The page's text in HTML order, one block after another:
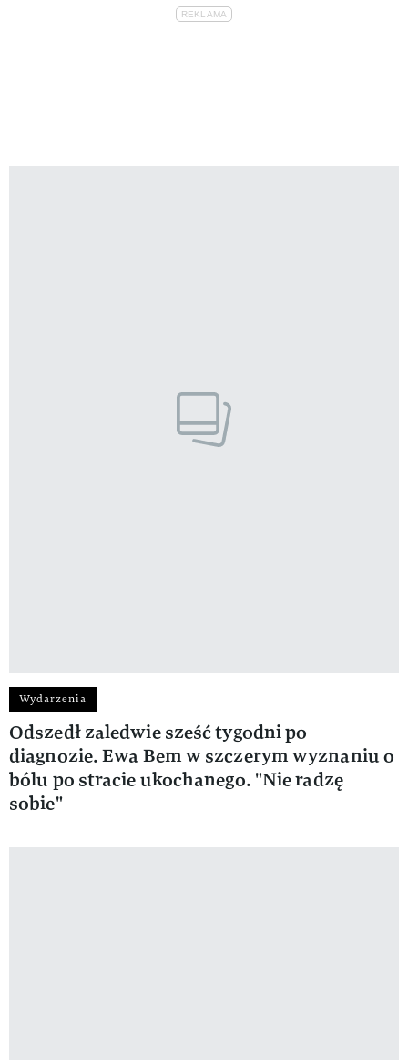
Wydarzenia
Odszedł zaledwie sześć tygodni po
diagnozie. Ewa Bem w szczerym wyznaniu o
bólu po stracie ukochanego. "Nie radzę
sobie"